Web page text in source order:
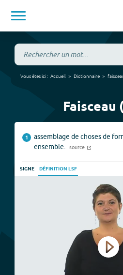
Vous êtes ici : Accueil Dictionnaire
Faisceau
1
assemblage de choses de
ensemble.
source
SIGNE DÉFINITION LSF
Play